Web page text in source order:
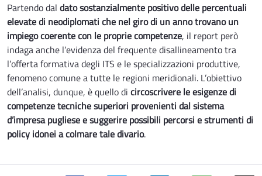
Partendo dal dato sostanzialmente positivo delle percentuali
elevate di neodiplomati che nel giro di un anno trovano un
impiego coerente con le proprie competenze, il report però
indaga anche l’evidenza del frequente disallineamento tra
l’offerta formativa degli ITS e le specializzazioni produttive,
fenomeno comune a tutte le regioni meridionali. L’obiettivo
dell’analisi, dunque, è quello di circoscrivere le esigenze di
competenze tecniche superiori provenienti dal sistema
d’impresa pugliese e suggerire possibili percorsi e strumenti di
policy idonei a colmare tale divario.